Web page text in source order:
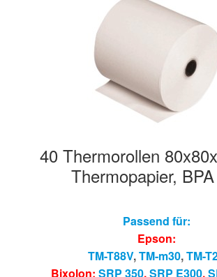
40 Thermorollen
Thermopapier,
Passend für:
Epson:
TM-T88V,TM-m30,TM-
Bixolon: SRP 350,SRP E300,